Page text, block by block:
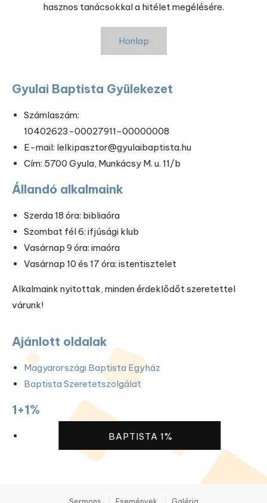
hasznos tanácsokkal a hitélet megélésére.
Honlap
Gyulai Baptista Gyülekezet
Számlaszám:
10402623-00027911-00000008
E-mail: lelkipasztor@gyulaibaptista.hu
Cím: 5700 Gyula, Munkácsy M. u. 11/b
Állandó alkalmaink
Szerda 18 óra: bibliaóra
Szombat fél 6: ifjúsági klub
Vasárnap 9 óra: imaóra
Vasárnap 10 és 17 óra: istentisztelet
Alkalmaink nyitottak, minden érdeklődőt szeretettel
várunk!
Ajánlott oldalak
Magyarországi Baptista Egyház
Baptista Szeretetszolgálat
1+1%
BAPTISTA 1%